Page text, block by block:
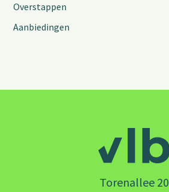
Overstappen
Aanbiedingen
Torenallee 20